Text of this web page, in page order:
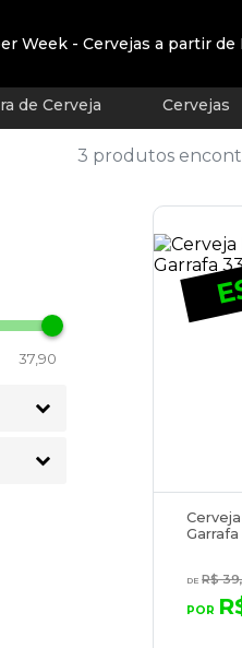
Week - Cervejas a partir de
de Cerveja Cervejas
3 produtos
Garrafa
R$